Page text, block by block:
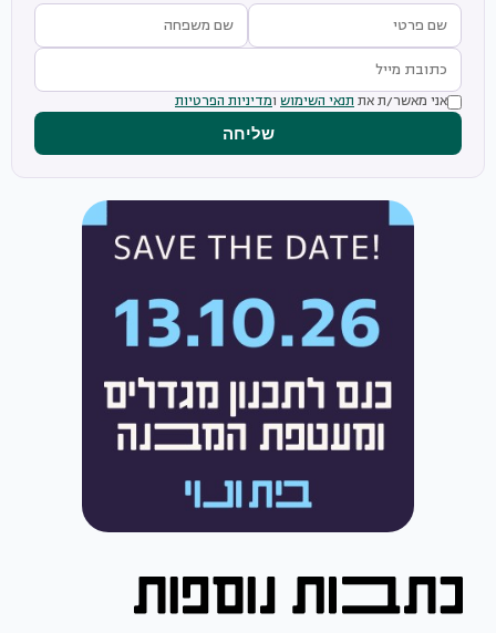
אני מאשר/ת את תנאי השימוש ומדיניות הפרטיות
שליחה